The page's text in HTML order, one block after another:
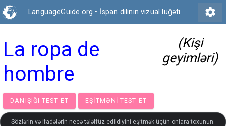
LanguageGuide.org • İspan dilinin vizual lüğəti settings
La ropa de
hombre
(Kişi
geyimləri)
DANIŞIĞI TEST ET EŞITMƏNI TEST ET
Sözlərin və ifadələrin necə tələffüz edildiyini eşitmək üçün onlara toxunun.